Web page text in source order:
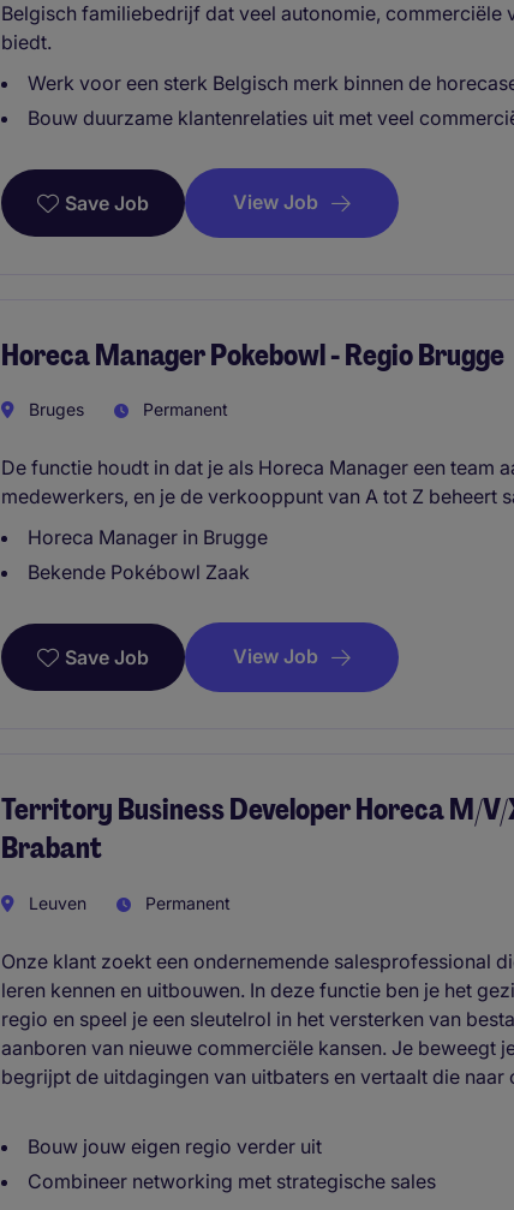
Belgisch familiebedrijf dat veel autonomie,
biedt.
Werk voor een sterk Belgisch merk binnen de
Bouw duurzame klantenrelaties uit met veel
Save Job View Job
Horeca Manager Pokebowl - Regio Brugge
Bruges Permanent
De functie houdt in dat je als Horeca Manager een team
medewerkers, en je de verkooppunt van A tot Z beheert
Horeca Manager in Brugge
Bekende Pokébowl Zaak
Save Job View Job
Territory Business Developer Horeca M/V/
Brabant
Leuven Permanent
Onze klant zoekt een ondernemende salesprofessional
leren kennen en uitbouwen. In deze functie ben je het
regio en speel je een sleutelrol in het versterken van
aanboren van nieuwe commerciële kansen. Je beweegt
begrijpt de uitdagingen van uitbaters en vertaalt die
Bouw jouw eigen regio verder uit
Combineer networking met strategische sales